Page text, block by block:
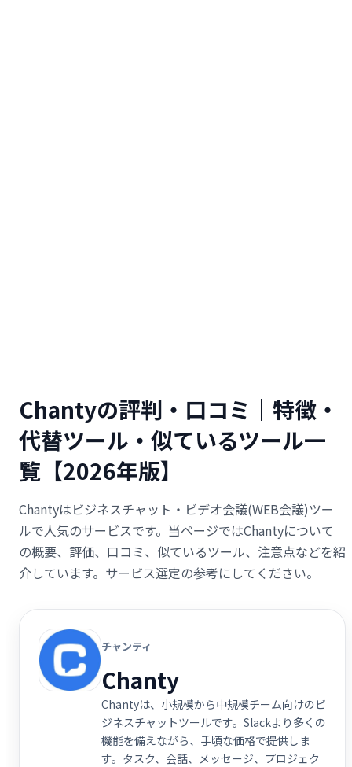
Chantyの評判・口コミ｜特徴・
代替ツール・似ているツール一
覧【2026年版】
Chantyはビジネスチャット・ビデオ会議(WEB会議)ツー
ルで人気のサービスです。当ページではChantyについて
の概要、評価、口コミ、似ているツール、注意点などを紹
介しています。サービス選定の参考にしてください。
チャンティ
Chanty
Chantyは、小規模から中規模チーム向けのビ
ジネスチャットツールです。Slackより多くの
機能を備えながら、手頃な価格で提供しま
す。タスク、会話、メッセージ、プロジェク